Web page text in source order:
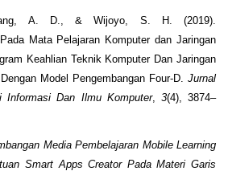
A. D., & Wijoyo, S. H. (2019).
Mata Pelajaran Komputer dan Jaringan
Keahlian Teknik Komputer Dan Jaringan
Model Pengembangan Four-D. Jurnal
Informasi Dan Ilmu Komputer, 3(4), 3874–
Media Pembelajaran Mobile Learning
Smart Apps Creator Pada Materi Garis